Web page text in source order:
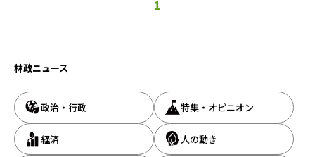
1
林政ニュース
政治・行政 特集・オピニオン
経済 人の動き